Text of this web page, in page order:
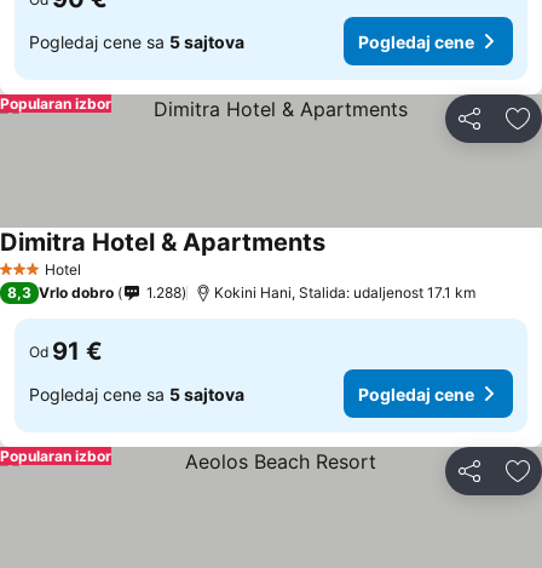
Pogledaj cene sa 5 sajtova Pogledaj cene
Deli
Popularan izbor
3 Zvezdice
Hotel
Dimitra Hotel & Apartments
8,3 Vrlo dobro 1.288 Kokini Hani, Stalida: udaljenost 17.1 km
Od 91 €
Pogledaj cene sa 5 sajtova Pogledaj cene
Deli
Popularan izbor